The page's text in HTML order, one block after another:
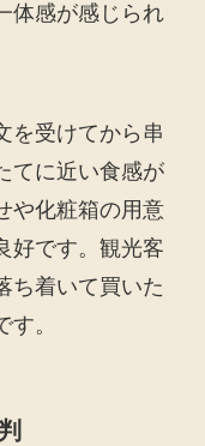
体感が感じられ
を受けてから串
てに近い食感が
や化粧箱の用意
好です。観光客
ち着いて買いた
。